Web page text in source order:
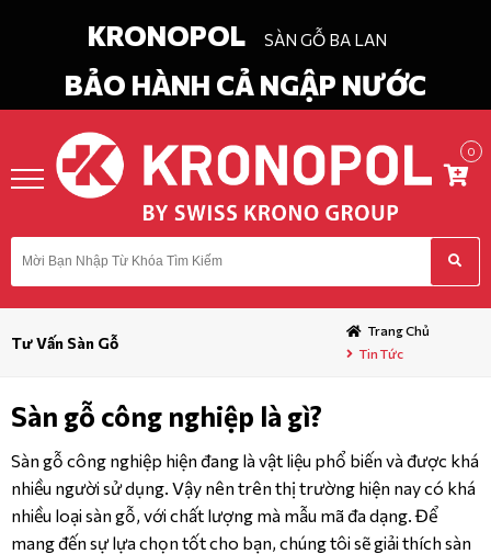
KRONOPOL SÀN GỖ BA LAN
BẢO HÀNH CẢ NGẬP NƯỚC
0
DANH
MỤC
GIỚI THIỆU
TIN TỨC
CÔNG TRÌNH
Tư Vấn Sàn Gỗ
Trang Chủ
Tin Tức
Sàn gỗ công nghiệp là gì?
Sàn gỗ công nghiệp hiện đang là vật liệu phổ biến và được khá
nhiều người sử dụng. Vậy nên trên thị trường hiện nay có khá
nhiều loại sàn gỗ, với chất lượng mà mẫu mã đa dạng. Để
mang đến sự lựa chọn tốt cho bạn, chúng tôi sẽ giải thích sàn